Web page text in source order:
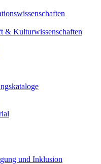
& Kulturwissenschaften
und Inklusion